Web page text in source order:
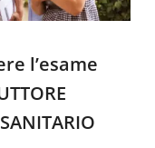
l’esame